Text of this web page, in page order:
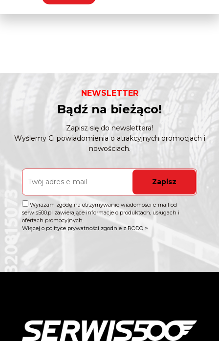
NEWSLETTER
Bądź na bieżąco!
Zapisz się do newslettera!
Wyślemy Ci powiadomienia o atrakcyjnych promocjach i
nowościach.
Zapisz
Wyrażam zgodę na otrzymywanie wiadomości e-mail od
serwis500.pl zawierające informacje o produktach, usługach i
ofertach promocyjnych.
Więcej o polityce prywatności zgodnie z RODO >